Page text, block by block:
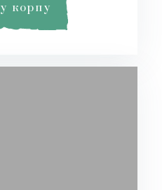
корпу